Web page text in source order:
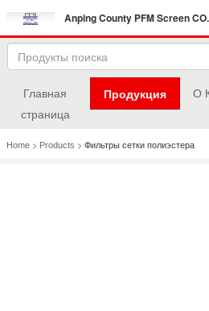
Anping County PFM Screen
Главная
страница
Продукция О
Home > Products > Фильтры сетки полиэстера